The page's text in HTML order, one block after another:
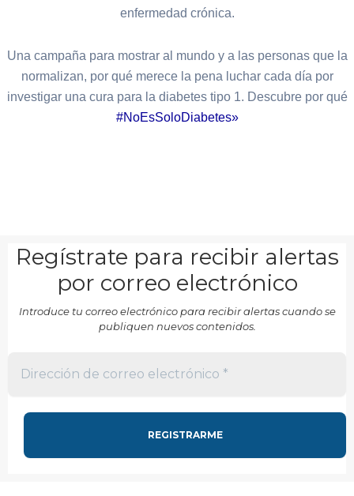
enfermedad crónica.
Una campaña para mostrar al mundo y a las personas que la
normalizan, por qué merece la pena luchar cada día por
investigar una cura para la diabetes tipo 1. Descubre por qué
#NoEsSoloDiabetes»
Regístrate para recibir alertas
por correo electrónico
Introduce tu correo electrónico para recibir alertas cuando se
publiquen nuevos contenidos.